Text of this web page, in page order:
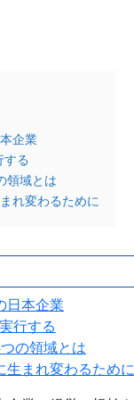
企業
する
領域とは
れ変わるために
日本企業
行する
の領域とは
生まれ変わるために